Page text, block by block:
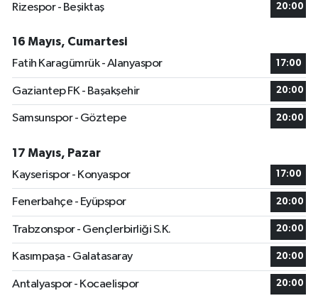
Rizespor - Beşiktaş
20:00
16 Mayıs, Cumartesi
Fatih Karagümrük - Alanyaspor
17:00
Gaziantep FK - Başakşehir 20:00
Samsunspor - Göztepe 20:00
17 Mayıs, Pazar
Kayserispor - Konyaspor
17:00
Fenerbahçe - Eyüpspor 20:00
Trabzonspor - Gençlerbirliği S.K. 20:00
Kasımpaşa - Galatasaray 20:00
Antalyaspor - Kocaelispor 20:00